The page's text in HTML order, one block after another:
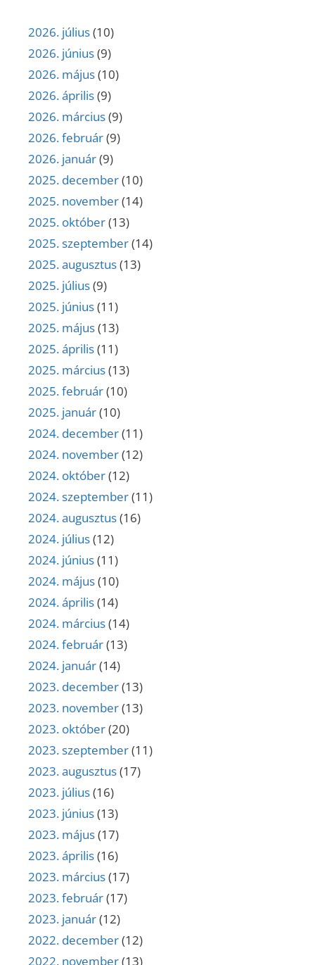
2026. július(10)
2026. június(9)
2026. május(10)
2026. április(9)
2026. március(9)
2026. február(9)
2026. január(9)
2025. december(10)
2025. november(14)
2025. október(13)
2025. szeptember(14)
2025. augusztus(13)
2025. július(9)
2025. június(11)
2025. május(13)
2025. április(11)
2025. március(13)
2025. február(10)
2025. január(10)
2024. december(11)
2024. november(12)
2024. október(12)
2024. szeptember(11)
2024. augusztus(16)
2024. július(12)
2024. június(11)
2024. május(10)
2024. április(14)
2024. március(14)
2024. február(13)
2024. január(14)
2023. december(13)
2023. november(13)
2023. október(20)
2023. szeptember(11)
2023. augusztus(17)
2023. július(16)
2023. június(13)
2023. május(17)
2023. április(16)
2023. március(17)
2023. február(17)
2023. január(12)
2022. december(12)
2022. november(13)